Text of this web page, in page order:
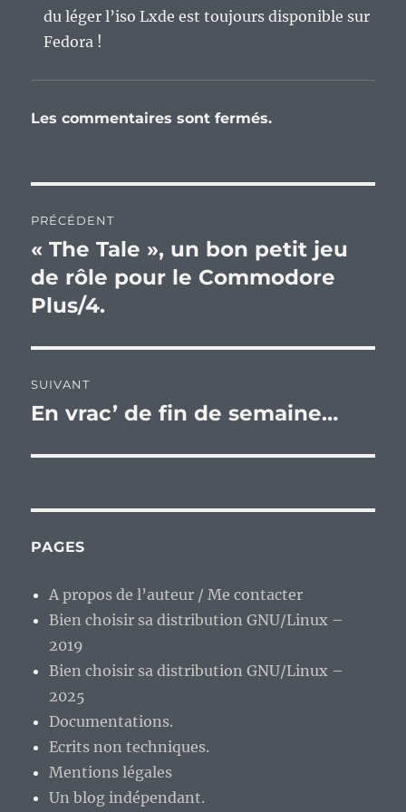
du léger l’iso Lxde est toujours disponible sur
Fedora !
Les commentaires sont fermés.
de
l’article
PRÉCÉDENT
Publication
précédente :
« The Tale », un bon petit jeu
de rôle pour le Commodore
Plus/4.
SUIVANT
Publication
En vrac’ de fin de semaine…
PAGES
A propos de l’auteur / Me contacter
Bien choisir sa distribution GNU/Linux –
2019
Bien choisir sa distribution GNU/Linux –
2025
Documentations.
Ecrits non techniques.
Mentions légales
Un blog indépendant.